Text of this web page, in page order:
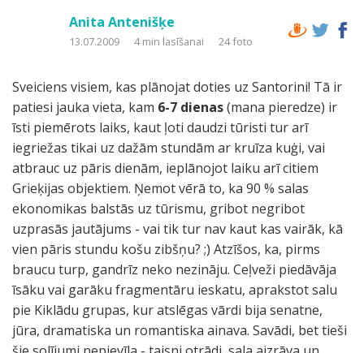
Anita Antenišķe
13.07.2009 4 min lasīšanai 24 foto
Sveiciens visiem, kas plānojat doties uz Santorini! Tā ir
patiesi jauka vieta, kam 6-7 dienas(mana pieredze) ir
īsti piemērots laiks, kaut ļoti daudzi tūristi tur arī
iegriežas tikai uz dažām stundām ar kruīza kuģi, vai
atbrauc uz pāris dienām, ieplānojot laiku arī citiem
Grieķijas objektiem. Ņemot vērā to, ka 90 % salas
ekonomikas balstās uz tūrismu, gribot negribot
uzprasās jautājums - vai tik tur nav kaut kas vairāk, kā
vien pāris stundu košu zibšņu? ;) Atzīšos, ka, pirms
braucu turp, gandrīz neko nezināju. Ceļveži piedāvāja
īsāku vai garāku fragmentāru ieskatu, aprakstot salu
pie Kiklādu grupas, kur atslēgas vārdi bija senatne,
jūra, dramatiska un romantiska ainava. Savādi, bet tieši